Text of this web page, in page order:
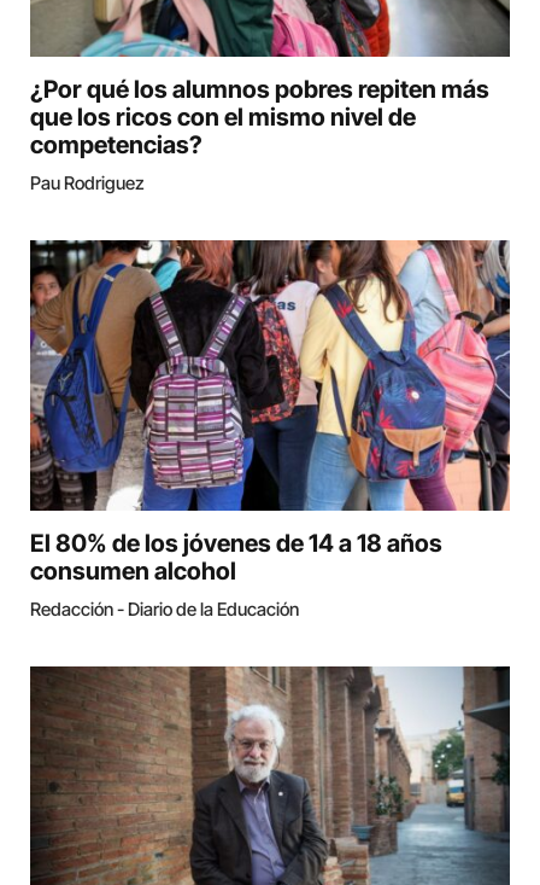
¿Por qué los alumnos pobres repiten más
que los ricos con el mismo nivel de
competencias?
Pau Rodriguez
El 80% de los jóvenes de 14 a 18 años
consumen alcohol
Redacción - Diario de la Educación